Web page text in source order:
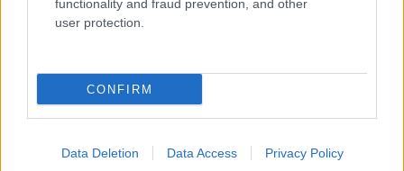
functionality and fraud prevention, and other
user protection.
CONFIRM
Data Deletion Data Access Privacy Policy